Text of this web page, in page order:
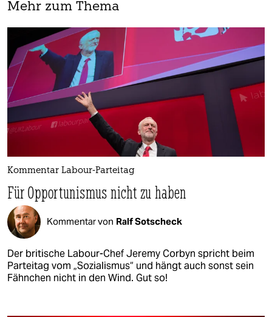
Mehr zum Thema
Kommentar Labour-Parteitag
Für Opportunismus nicht zu haben
Kommentar von Ralf Sotscheck
Der britische Labour-Chef Jeremy Corbyn spricht beim
Parteitag vom „Sozialismus“ und hängt auch sonst sein
Fähnchen nicht in den Wind. Gut so!